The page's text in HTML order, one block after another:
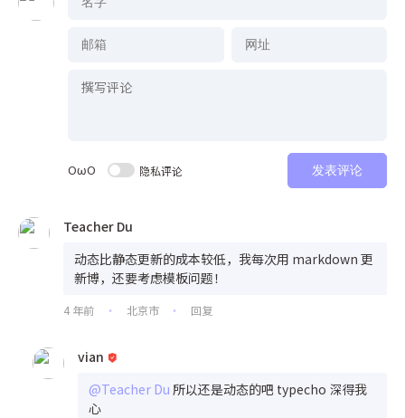
OωO 隐私评论 发表评论
Teacher Du
动态比静态更新的成本较低，我每次用 markdown 更
新博，还要考虑模板问题！
4 年前 • 北京市 • 回复
vian
@Teacher Du 所以还是动态的吧 typecho 深得我
心